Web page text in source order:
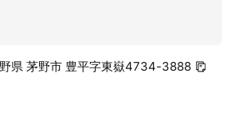
県 茅野市 豊平字東嶽4734-3888